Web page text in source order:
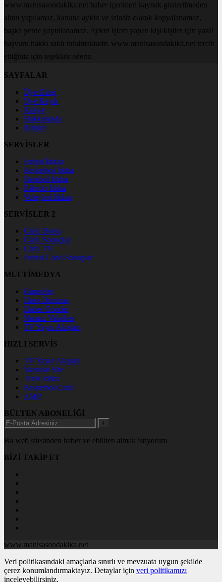
www.manisasondakika.net haber içerikleri kaynak gösterilmeden
alıntı yapılamaz, kanuna aykırı ve izinsiz olarak kopyalanamaz,
başka yerde yayınlanamaz. Aykırı işlem yapan kişi/kişiler için yasal
başvuru hakkı saklı tutulmaktadır. www.manisasondakika.net tercih
ettiğiniz için teşekkür ederiz.
SAYFALAR
Üye Girişi
Üye Kaydı
Künye
Hakkımızda
İletişim
SERVİSLER
Futbol İddaa
Basketbol İddaa
Hentbol İddaa
Bilardo İddaa
Voleybol İddaa
SERVİSLER 2
Canlı Borsa
Canlı Sonuçlar
Canlı TV
Futbol Canlı Sonuçlar
MULTİMEDYA
Gazeteler
Hava Durumu
Haber Gönder
Namaz Vakitleri
TV Yayın Akışları
HIZLI SERVİS
TV Yayın Akışları
Yazarlar Site
Tenis İddaa
Basketbol Canlı
AMP
BÜLTEN ABONELİĞİ
+
Bu web sitesinden haber ve ebülten almak istiyorum
BİZİ TAKİP ET
www.manisasondakika.net
Veri politikasındaki amaçlarla sınırlı ve mevzuata uygun şekilde
çerez konumlandırmaktayız. Detaylar için veri politikamızı
inceleyebilirsiniz.